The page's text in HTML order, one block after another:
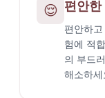
😌 편안한
편안하
험에 적
의 부드
해소하세